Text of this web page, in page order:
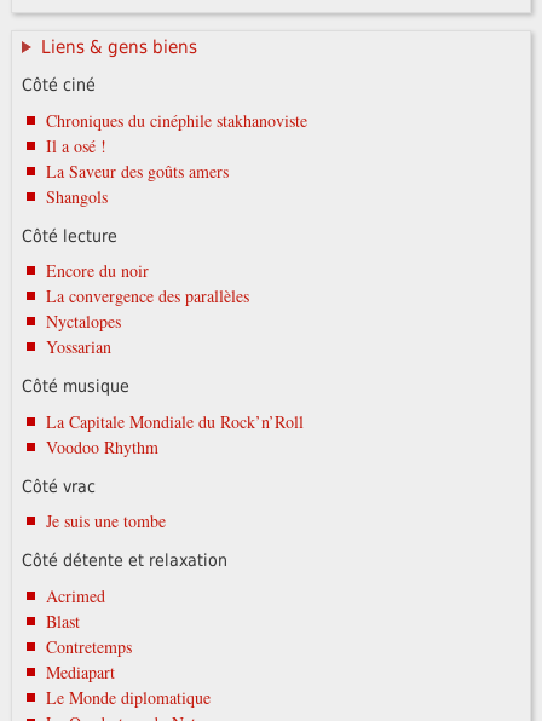
Liens & gens biens
Côté ciné
Chroniques du cinéphile stakhanoviste
Il a osé !
La Saveur des goûts amers
Shangols
Côté lecture
Encore du noir
La convergence des parallèles
Nyctalopes
Yossarian
Côté musique
La Capitale Mondiale du Rock’n’Roll
Voodoo Rhythm
Côté vrac
Je suis une tombe
Côté détente et relaxation
Acrimed
Blast
Contretemps
Mediapart
Le Monde diplomatique